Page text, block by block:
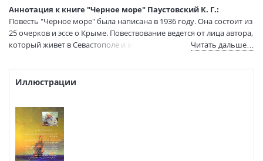
Размеры в мм
(ДхШхВ):
210x147x15
Вес:
395 гр.
Страниц:
320
ISBN:
Аннотация к книге "Черное море" Паустовский К. Г.:
Повесть "Черное море" была написана в 1936 году. Она состоит из
25 очерков и эссе о Крыме. Повествование ведется от лица автора,
который живет в Севастополе и встречается с разными людьми.
Читать дальше…
Иллюстрации